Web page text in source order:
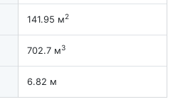
141.95 м2
702.7 м3
6.82 м